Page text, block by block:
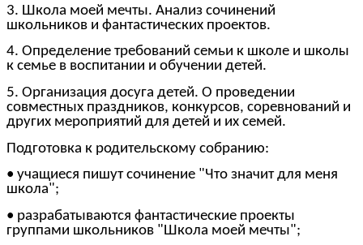
3. Школа моей мечты. Анализ сочинений
школьников и фантастических проектов.
4. Определение требований семьи к школе и школы
к семье в воспитании и обучении детей.
5. Организация досуга детей. О проведении
совместных праздников, конкурсов, соревнований и
других мероприятий для детей и их семей.
Подготовка к родительскому собранию:
• учащиеся пишут сочинение "Что значит для меня
школа";
• разрабатываются фантастические проекты
группами школьников "Школа моей мечты";